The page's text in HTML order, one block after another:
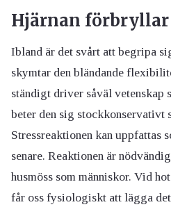
Hjärnan förbryllar
Ibland är det svårt att begripa
skymtar den bländande
ständigt driver såväl vetenskap
beter den sig stockkonservativt
Stressreaktionen kan uppfattas
senare. Reaktionen är
husmöss som människor. Vid
får oss fysiologiskt att lägga